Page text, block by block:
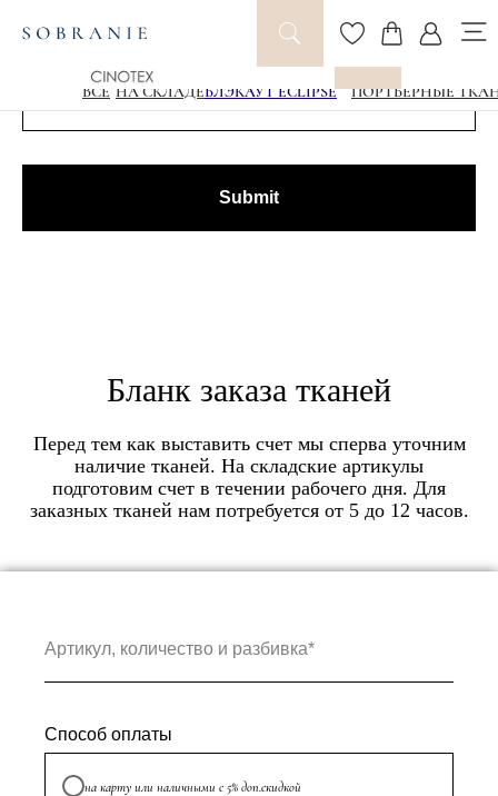
Быстрый поиск цены
Submit
ВСЕ НА СКЛАДЕБЛЭКАУТ ECLIPSE ПОРТЬЕРНЫЕ
Бланк заказа тканей
Перед тем как выставить счет мы сперва уточним
наличие тканей. На складские артикулы
подготовим счет в течении рабочего дня. Для
заказных тканей нам потребуется от 5 до 12 часов.
Артикул, количество и разбивка*
Способ оплаты
на карту или наличными с 5% доп.скидкой